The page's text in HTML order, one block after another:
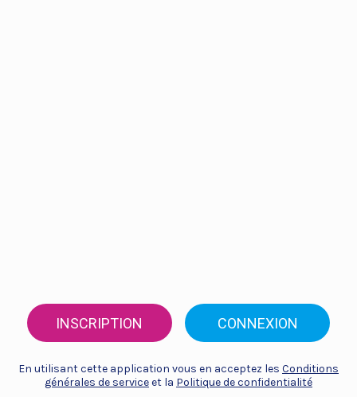
INSCRIPTION CONNEXION
En utilisant cette application vous en acceptez les Conditions
générales de serviceet la Politique de confidentialité